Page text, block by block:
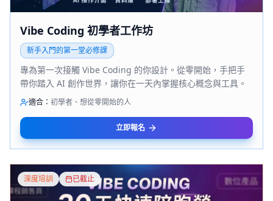
Vibe Coding 初學者工作坊
新手入門的第一堂必修課
專為第一次接觸 Vibe Coding 的你設計。從零開始，手把手
帶你踏入 AI 創作世界，讓你在一天內掌握核心概念與工具。
適合： 初學者、想從零開始的人
立即報名
深度培訓 已截止